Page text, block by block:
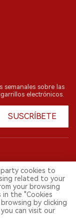
semanales sobre las
electrónicos.
SUSCRÍBETE
los derechos
industria,
por menores
territorio chino
cookies to
related to your
your browsing
in the "Cookies
by clicking
can visit our